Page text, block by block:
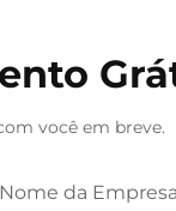
você em breve.
Nome da Empresa